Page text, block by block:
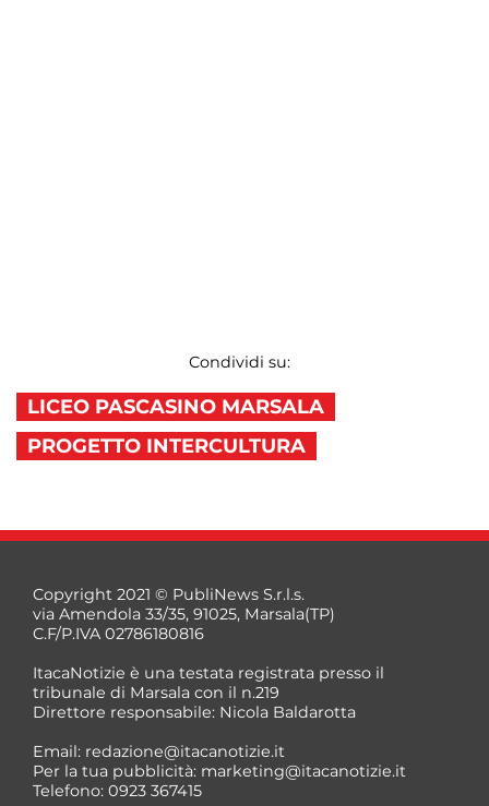
Condividi su:
LICEO PASCASINO MARSALA
PROGETTO INTERCULTURA
Copyright 2021 © PubliNews S.r.l.s.
via Amendola 33/35, 91025, Marsala(TP)
C.F/P.IVA 02786180816
ItacaNotizie è una testata registrata presso il
tribunale di Marsala con il n.219
Direttore responsabile: Nicola Baldarotta
Email: redazione@itacanotizie.it
Per la tua pubblicità: marketing@itacanotizie.it
Telefono: 0923 367415